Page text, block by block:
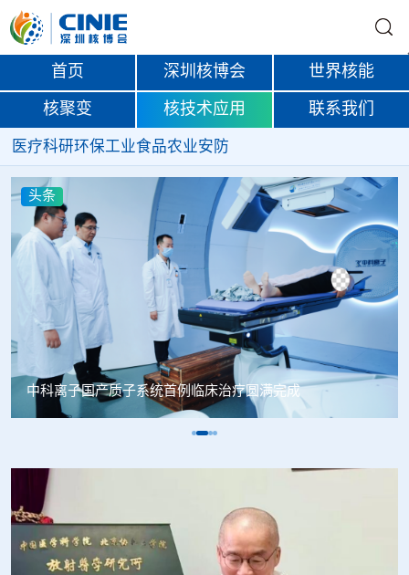
首页 深圳核博会 世界核能
核聚变 核技术应用 联系我们
医疗科研环保工业食品农业安防
头条
韩国忠清北道上半年农水产品放射性检测结果达标